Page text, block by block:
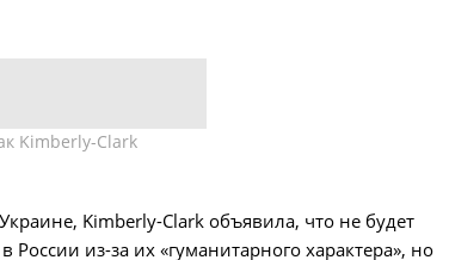
Kimberly-Clark
Kimberly-Clark объявила, что не будет
из-за их «гуманитарного характера», но